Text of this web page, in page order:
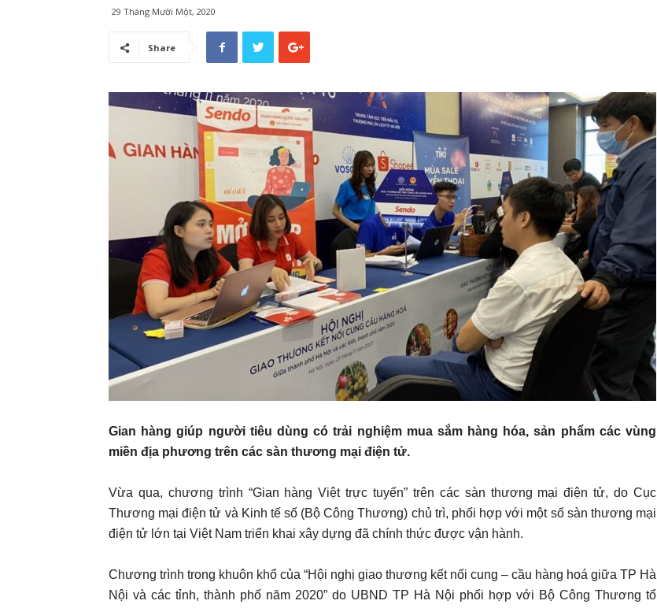
29 Tháng Mười Một, 2020
Share
Gian hàng giúp người tiêu dùng có trải nghiệm mua sắm hàng hóa, sản phẩm các vùng
miền địa phương trên các sàn thương mại điện tử.
Vừa qua, chương trình “Gian hàng Việt trực tuyến” trên các sàn thương mại điện tử, do Cục
Thương mại điện tử và Kinh tế số (Bộ Công Thương) chủ trì, phối hợp với một số sàn thương mại
điện tử lớn tại Việt Nam triển khai xây dựng đã chính thức được vận hành.
Chương trình trong khuôn khổ của “Hội nghị giao thương kết nối cung – cầu hàng hoá giữa TP Hà
Nội và các tỉnh, thành phố năm 2020” do UBND TP Hà Nội phối hợp với Bộ Công Thương tổ